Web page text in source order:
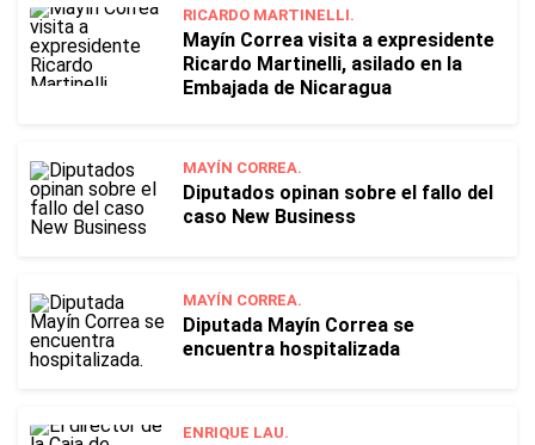
RICARDO MARTINELLI.
Mayín Correa visita a expresidente
Ricardo Martinelli, asilado en la
Embajada de Nicaragua
MAYÍN CORREA.
Diputados opinan sobre el fallo del
caso New Business
MAYÍN CORREA.
Diputada Mayín Correa se
encuentra hospitalizada
ENRIQUE LAU.